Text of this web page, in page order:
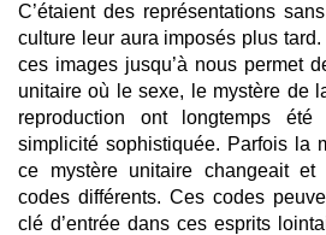
C’étaient des représentations
culture leur aura imposés plus tard.
ces images jusqu’à nous permet
unitaire où le sexe, le mystère de
reproduction ont longtemps
simplicité sophistiquée. Parfois la
ce mystère unitaire changeait et
codes différents. Ces codes
clé d’entrée dans ces esprits